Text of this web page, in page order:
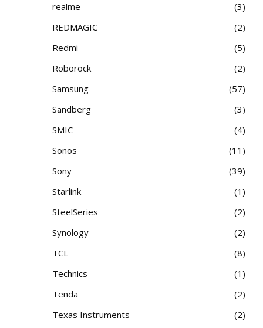
realme
3
REDMAGIC
2
Redmi
5
Roborock
2
Samsung
57
Sandberg
3
SMIC
4
Sonos
11
Sony
39
Starlink
1
SteelSeries
2
Synology
2
TCL
8
Technics
1
Tenda
2
Texas Instruments
2